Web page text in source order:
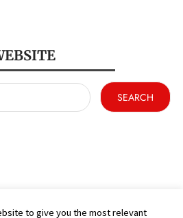
to give you the most relevant